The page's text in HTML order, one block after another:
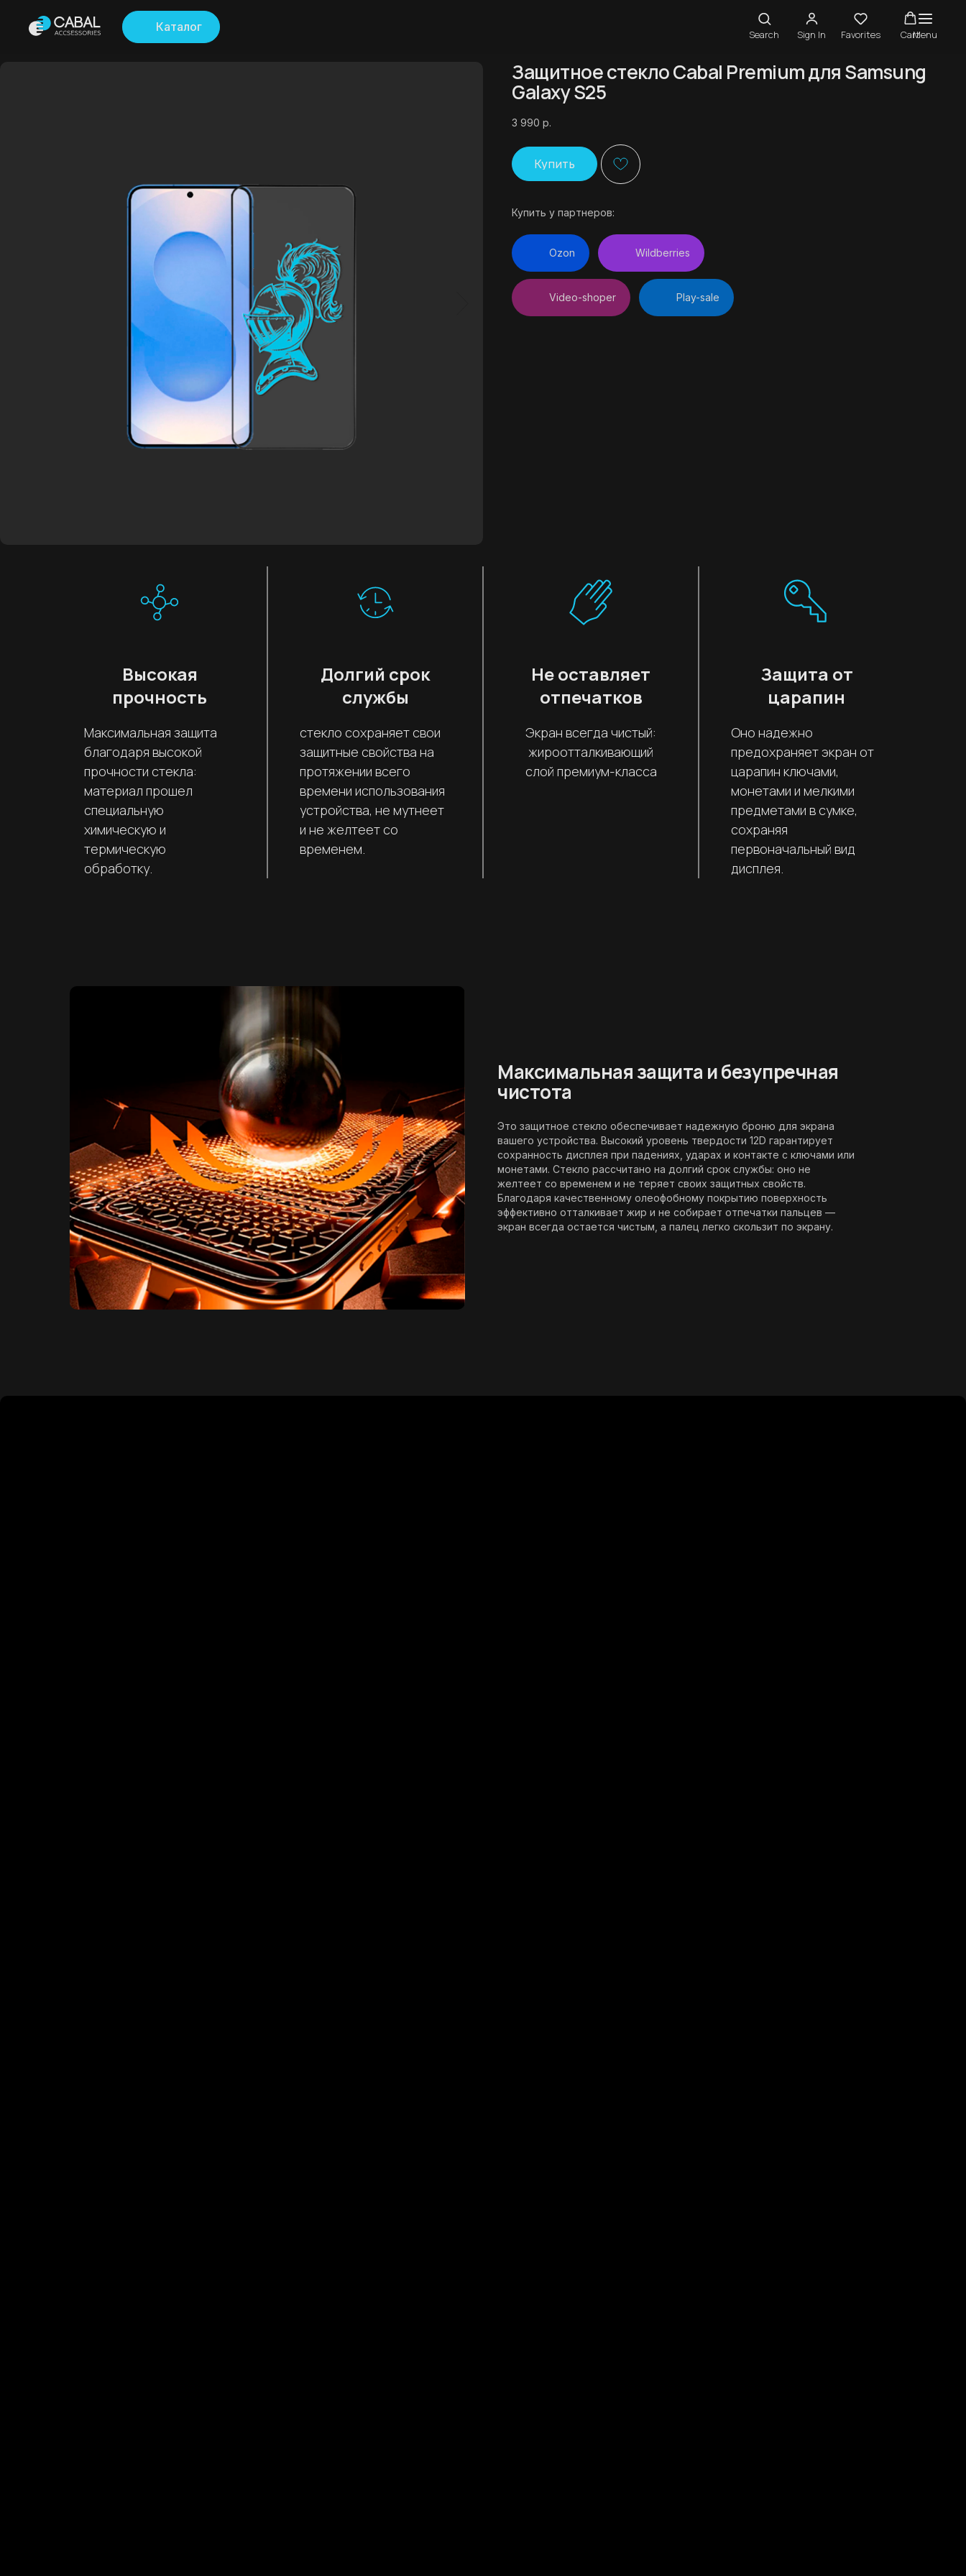
Каталог
Search Sign In Favorites CartMenu
Защитное стекло Cabal Premium для Samsung
Galaxy S25
3 990 р.
Купить
Купить у партнеров:
Ozon Wildberries
Video-shoper Play-sale
Высокая
прочность
Максимальная защита
благодаря высокой
прочности стекла:
материал прошел
специальную
химическую и
термическую
обработку.
Долгий срок
службы
стекло сохраняет свои
защитные свойства на
протяжении всего
времени использования
устройства, не мутнеет
и не желтеет со
временем.
Не оставляет
отпечатков
Экран всегда чистый:
жироотталкивающий
слой премиум-класса
Защита от
царапин
Оно надежно
предохраняет экран от
царапин ключами,
монетами и мелкими
предметами в сумке,
сохраняя
первоначальный вид
дисплея.
Максимальная защита и безупречная
чистота
Это защитное стекло обеспечивает надежную броню для экрана
вашего устройства. Высокий уровень твердости 12D гарантирует
сохранность дисплея при падениях, ударах и контакте с ключами или
монетами. Стекло рассчитано на долгий срок службы: оно не
желтеет со временем и не теряет своих защитных свойств.
Благодаря качественному олеофобному покрытию поверхность
эффективно отталкивает жир и не собирает отпечатки пальцев —
экран всегда остается чистым, а палец легко скользит по экрану.